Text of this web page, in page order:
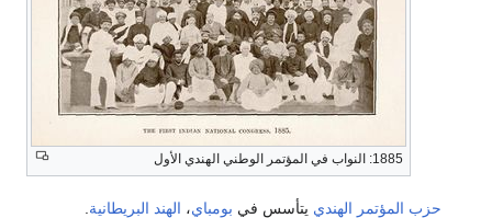
1885: النواب في المؤتمر الوطني الهندي الأول
حزب المؤتمر الهندي يتأسس في بومباي، الهند البريطانية